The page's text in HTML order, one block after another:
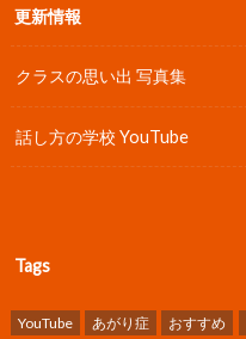
更新情報
クラスの思い出 写真集
話し方の学校 YouTube
Tags
YouTube あがり症 おすすめ